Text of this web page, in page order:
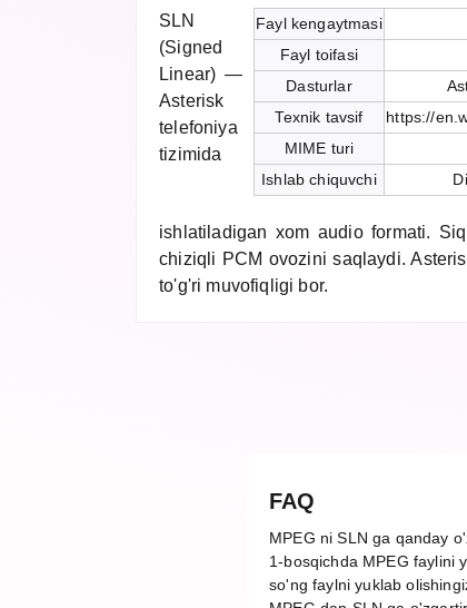
Fayl kengaytmasi
Fayl toifasi
Dasturlar
Texnik tavsif
https://
MIME turi
Ishlab chiquvchi
SLN
(Signed
Linear) —
Asterisk
telefoniya
tizimida
ishlatiladigan xom audio formati.
chiziqli PCM ovozini saqlaydi.
to'g'ri muvofiqligi bor.
FAQ
MPEG ni SLN ga qanday
1-bosqichda MPEG faylini
so'ng faylni yuklab